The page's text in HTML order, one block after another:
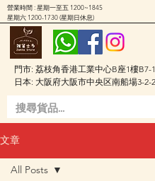
門市: 荔枝角香港工業中心B座1樓B7-
日本: 大阪府大阪市中央区南船場3-2-
營業時間 : 星期一至五 1200~1845
星期六 1200-1730(星期日休息)
文章
All Posts